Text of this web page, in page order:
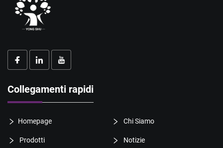
Collegamenti rapidi
Homepage Chi Siamo
Prodotti Notizie